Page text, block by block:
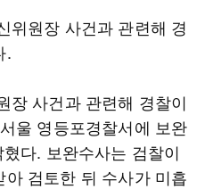
위원장 사건과 관련해 경
.
장 사건과 관련해 경찰이
울 영등포경찰서에 보완
다. 보완수사는 검찰이
검토한 뒤 수사가 미흡